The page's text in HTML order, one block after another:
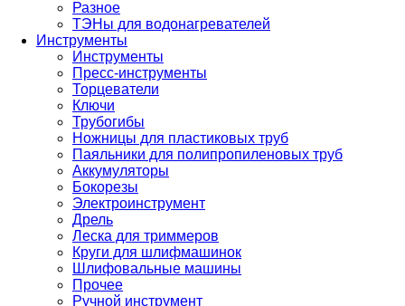
Разное
ТЭНы для водонагревателей
Инструменты
Инструменты
Пресс-инструменты
Торцеватели
Ключи
Трубогибы
Ножницы для пластиковых труб
Паяльники для полипропиленовых труб
Аккумуляторы
Бокорезы
Электроинструмент
Дрель
Леска для триммеров
Круги для шлифмашинок
Шлифовальные машины
Прочее
Ручной инструмент